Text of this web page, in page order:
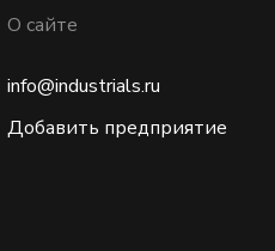
О сайте
info@industrials.ru
Добавить предприятие